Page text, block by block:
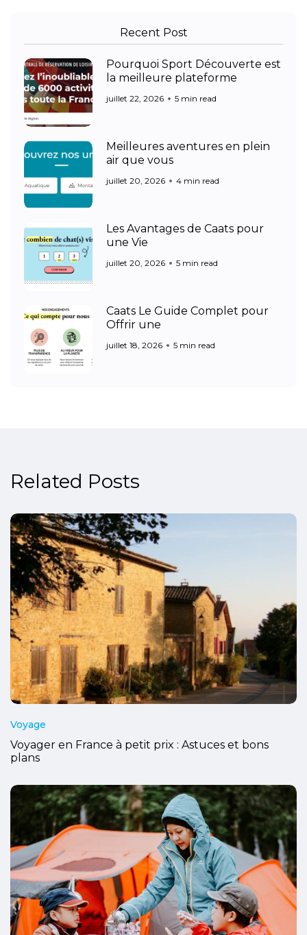
Recent Post
Pourquoi Sport Découverte est
la meilleure plateforme
juillet 22, 2026 5 min read
Meilleures aventures en plein
air que vous
juillet 20, 2026 4 min read
Les Avantages de Caats pour
une Vie
juillet 20, 2026 5 min read
Caats Le Guide Complet pour
Offrir une
juillet 18, 2026 5 min read
Related Posts
Voyage
Voyager en France à petit prix : Astuces et bons
plans